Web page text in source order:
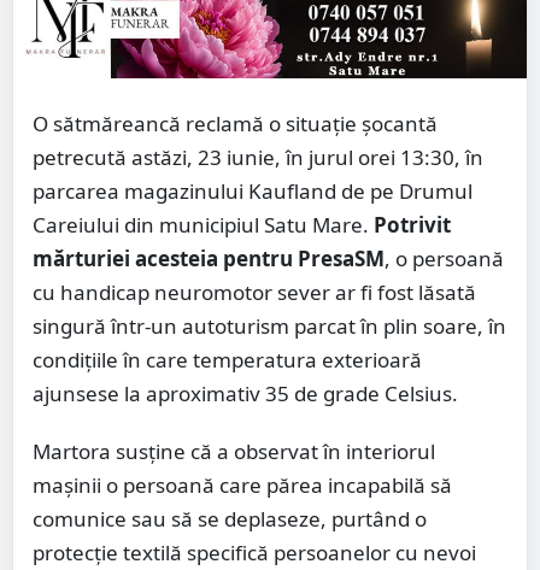
O sătmăreancă reclamă o situație șocantă
petrecută astăzi, 23 iunie, în jurul orei 13:30, în
parcarea magazinului Kaufland de pe Drumul
Careiului din municipiul Satu Mare. Potrivit
mărturiei acesteia pentru PresaSM, o persoană
cu handicap neuromotor sever ar fi fost lăsată
singură într-un autoturism parcat în plin soare, în
condițiile în care temperatura exterioară
ajunsese la aproximativ 35 de grade Celsius.
Martora susține că a observat în interiorul
mașinii o persoană care părea incapabilă să
comunice sau să se deplaseze, purtând o
protecție textilă specifică persoanelor cu nevoi